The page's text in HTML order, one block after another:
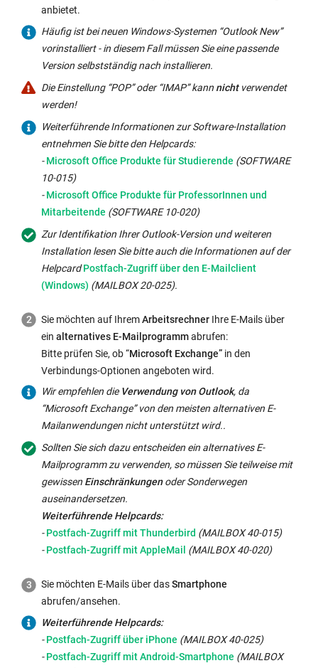
anbietet.
Häufig ist bei neuen Windows-Systemen “Outlook New”
vorinstalliert - in diesem Fall müssen Sie eine passende
Version selbstständig nach installieren.
Die Einstellung “POP” oder “IMAP” kann nicht verwendet
werden!
Weiterführende Informationen zur Software-Installation
entnehmen Sie bitte den Helpcards:
-Interner
Link
öffnet
sich
im
gleichen
Fenster:
Microsoft Office Produkte für Studierende (SOFTWARE
10-015)
-Interner
Link
öffnet
sich
im
gleichen
Microsoft Office Produkte für ProfessorInnen und
Mitarbeitende (SOFTWARE 10-020)
Zur Identifikation Ihrer Outlook-Version und weiteren
Installation lesen Sie bitte auch die Informationen auf der
HelpcardInterner
Link
sich
im
gleichen
Fenster:
Postfach-Zugriff über den E-Mailclient
(Windows) (MAILBOX 20-025).
Sie möchten auf IhremArbeitsrechner Ihre E-Mails über
ein alternatives E-Mailprogrammabrufen:
Bitte prüfen Sie, ob “Microsoft Exchange” in den
Verbindungs-Optionen angeboten wird.
Wir empfehlen die Verwendung von Outlook, da
“Microsoft Exchange” von den meisten alternativen E-
Mailanwendungen nicht unterstützt wird..
Sollten Sie sich dazu entscheiden ein alternatives E-
Mailprogramm zu verwenden, so müssen Sie teilweise mit
gewissen Einschränkungenoder Sonderwegen
auseinandersetzen.
Weiterführende Helpcards:
-Interner
Link
sich
im
gleichen
Fenster:
Postfach-Zugriff mit Thunderbird (MAILBOX 40-015)
-Interner
öffnet
sich
im
gleichen
Fenster:
Postfach-Zugriff mit AppleMail (MAILBOX 40-020)
Sie möchten E-Mails über dasSmartphone
abrufen/ansehen.
Weiterführende Helpcards:
-Interner
Link
Postfach-Zugriff über iPhone (MAILBOX 40-025)
-Interner
Postfach-Zugriff mit Android-Smartphone (MAILBOX